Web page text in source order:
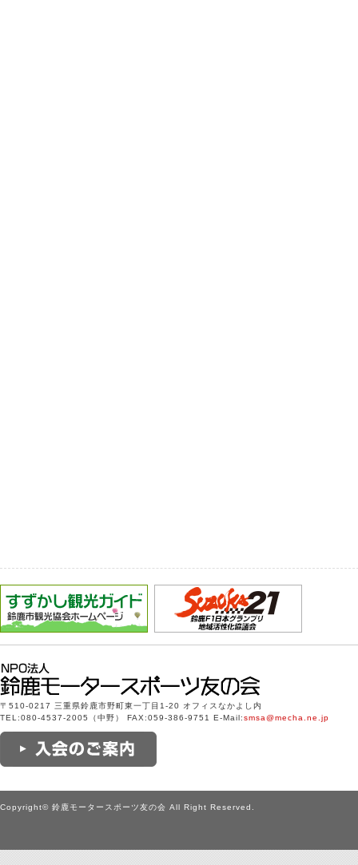
〒510-0217 三重県鈴鹿市野町東一丁目1-20 オフィスなかよし内
TEL:080-4537-2005（中野） FAX:059-386-9751 E-Mail:smsa@mecha.ne.jp
Copyright© 鈴鹿モータースポーツ友の会 All Right Reserved.